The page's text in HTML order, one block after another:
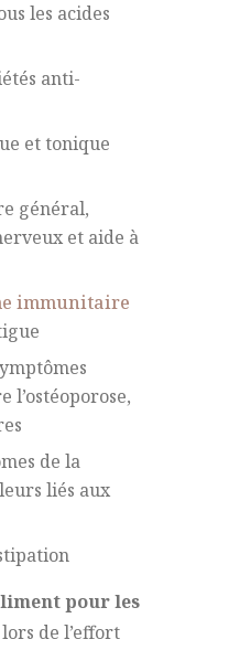
les acides
anti-
et tonique
général,
et aide à
immunitaire
l’ostéoporose,
de la
liés aux
pour les
de l’effort